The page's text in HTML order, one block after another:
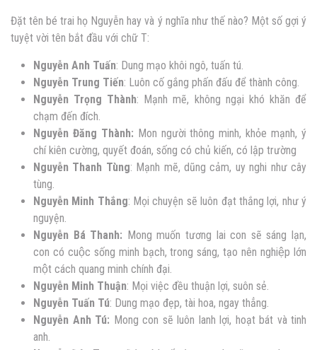
Đặt tên bé trai họ Nguyễn hay và ý nghĩa như thế nào? Một số gợi ý
tuyệt vời tên bắt đầu với chữ T:
Nguyễn Anh Tuấn: Dung mạo khôi ngô, tuấn tú.
Nguyễn Trung Tiến: Luôn cố gắng phấn đấu để thành công.
Nguyễn Trọng Thành: Mạnh mẽ, không ngại khó khăn để
chạm đến đích.
Nguyễn Đăng Thành: Mon người thông minh, khỏe mạnh, ý
chí kiên cường, quyết đoán, sống có chủ kiến, có lập trường
Nguyễn Thanh Tùng: Mạnh mẽ, dũng cảm, uy nghi như cây
tùng.
Nguyễn Minh Thắng: Mọi chuyện sẽ luôn đạt thắng lợi, như ý
nguyện.
Nguyễn Bá Thanh: Mong muốn tương lai con sẽ sáng lạn,
con có cuộc sống minh bạch, trong sáng, tạo nên nghiệp lớn
một cách quang minh chính đại.
Nguyễn Minh Thuận: Mọi việc đều thuận lợi, suôn sẻ.
Nguyễn Tuấn Tú: Dung mạo đẹp, tài hoa, ngay thẳng.
Nguyễn Anh Tú: Mong con sẽ luôn lanh lợi, hoạt bát và tinh
anh.